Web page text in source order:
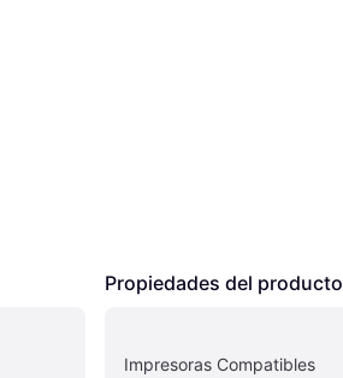
Propiedades del producto
Impresoras Compatibles